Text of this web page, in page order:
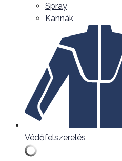
Spray
Kannák
Védőfelszerelés